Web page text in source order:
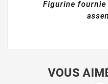
Figurine fournie
VOUS